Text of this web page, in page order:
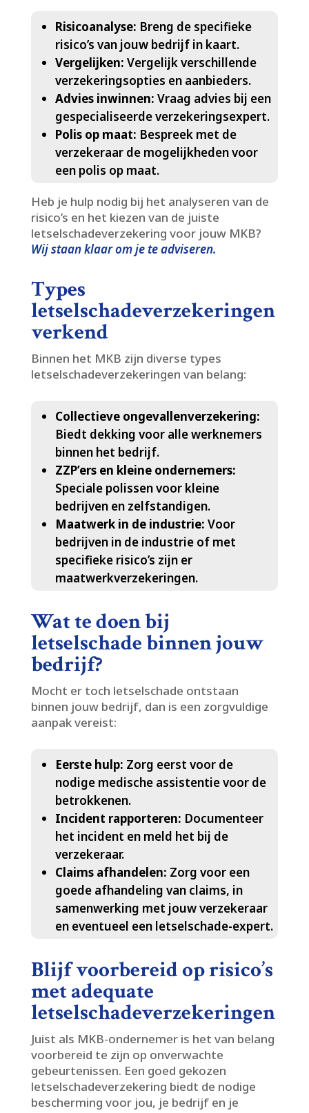
Risicoanalyse: Breng de specifieke
risico’s van jouw bedrijf in kaart.​
Vergelijken: Vergelijk verschillende
verzekeringsopties en aanbieders.​
Advies inwinnen: Vraag advies bij een
gespecialiseerde verzekeringsexpert.​
Polis op maat: Bespreek met de
verzekeraar de mogelijkheden voor
een polis op maat.​
Heb je hulp nodig bij het analyseren van de
risico’s en het kiezen van de juiste
letselschadeverzekering voor jouw MKB?
Wij staan klaar om je te adviseren.​
Types
letselschadeverzekeringen
verkend
Binnen het MKB zijn diverse types
letselschadeverzekeringen van belang:
Collectieve ongevallenverzekering:
Biedt dekking voor alle werknemers
binnen het bedrijf.​
ZZP’ers en kleine ondernemers:
Speciale polissen voor kleine
bedrijven en zelfstandigen.​
Maatwerk in de industrie: Voor
bedrijven in de industrie of met
specifieke risico’s zijn er
maatwerkverzekeringen.​
Wat te doen bij
letselschade binnen jouw
bedrijf?
Mocht er toch letselschade ontstaan
binnen jouw bedrijf, dan is een zorgvuldige
aanpak vereist:
Eerste hulp: Zorg eerst voor de
nodige medische assistentie voor de
betrokkenen.​
Incident rapporteren: Documenteer
het incident en meld het bij de
verzekeraar.​
Claims afhandelen: Zorg voor een
goede afhandeling van claims, in
samenwerking met jouw verzekeraar
en eventueel een letselschade-expert.​
Blijf voorbereid op risico’s
met adequate
letselschadeverzekeringen
Juist als MKB-ondernemer is het van belang
voorbereid te zijn op onverwachte
gebeurtenissen.​ Een goed gekozen
letselschadeverzekering biedt de nodige
bescherming voor jou, je bedrijf en je